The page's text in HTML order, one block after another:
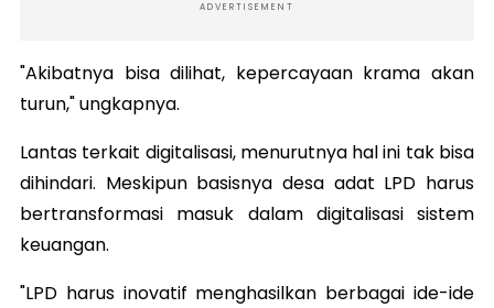
ADVERTISEMENT
"Akibatnya bisa dilihat, kepercayaan krama akan
turun," ungkapnya.
Lantas terkait digitalisasi, menurutnya hal ini tak bisa
dihindari. Meskipun basisnya desa adat LPD harus
bertransformasi masuk dalam digitalisasi sistem
keuangan.
"LPD harus inovatif menghasilkan berbagai ide-ide